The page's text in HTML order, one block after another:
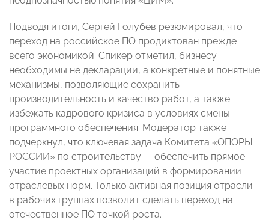
Подводя итоги, Сергей Голубев резюмировал, что
переход на российское ПО продиктован прежде
всего экономикой. Спикер отметил, бизнесу
необходимы не декларации, а конкретные и понятные
механизмы, позволяющие сохранить
производительность и качество работ, а также
избежать кадрового кризиса в условиях смены
программного обеспечения. Модератор также
подчеркнул, что ключевая задача Комитета «ОПОРЫ
РОССИИ» по строительству — обеспечить прямое
участие проектных организаций в формировании
отраслевых норм. Только активная позиция отрасли
в рабочих группах позволит сделать переход на
отечественное ПО точкой роста.